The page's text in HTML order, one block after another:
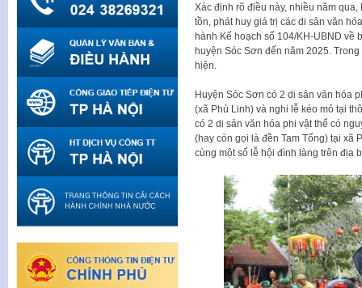
Xác định rõ điều này, nhiều năm
tồn, phát huy giá trị các di sản văn
hành Kế hoạch số 104/KH-UBND về
huyện Sóc Sơn đến năm 2025.
hiện.
Huyện Sóc Sơn có 2 di sản văn hóa
(xã Phù Linh) và nghi lễ kéo mỏ tại
có 2 di sản văn hóa phi vật thể có
(hay còn gọi là đền Tam Tổng) tại xã
cùng một số lễ hội đình làng trên địa